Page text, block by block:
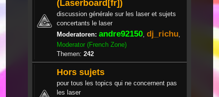
(Laserboard[fr])
discussion générale sur les laser et sujets
concertants le laser
Moderatoren: andre92150 dj_richu
Moderator (French Zone)
Themen: 242
Hors sujets
pour tous les topics qui ne concernent pas
les laser